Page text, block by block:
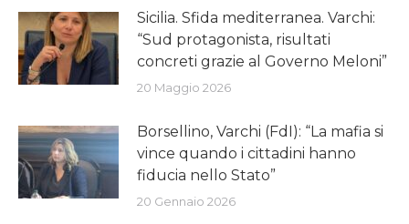
Sicilia. Sfida mediterranea. Varchi:
“Sud protagonista, risultati
concreti grazie al Governo Meloni”
20 Maggio 2026
Borsellino, Varchi (FdI): “La mafia si
vince quando i cittadini hanno
fiducia nello Stato”
20 Gennaio 2026